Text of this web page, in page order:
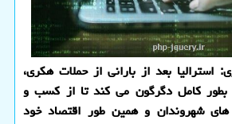
بعد از بارانی از حملات هکری،
بطور کامل دگرگون می کند تا از کسب و
شهروندان و همین طور اقتصاد خود